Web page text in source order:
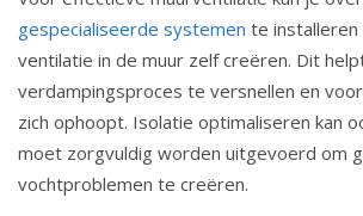
gespecialiseerde systemen te installeren
ventilatie in de muur zelf creëren. Dit
verdampingsproces te versnellen en
zich ophoopt. Isolatie optimaliseren kan
moet zorgvuldig worden uitgevoerd om
vochtproblemen te creëren.